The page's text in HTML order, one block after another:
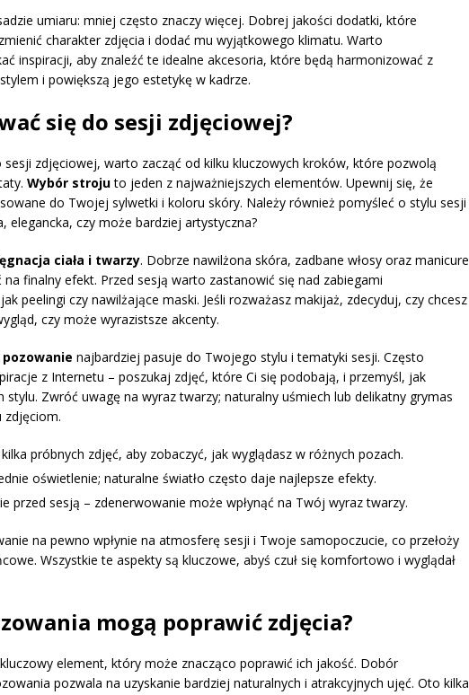
umiaru: mniej często znaczy więcej. Dobrej jakości dodatki, które
charakter zdjęcia i dodać mu wyjątkowego klimatu. Warto
inspiracji, aby znaleźć te idealne akcesoria, które będą harmonizować z
i powiększą jego estetykę w kadrze.
się do sesji zdjęciowej?
zdjęciowej, warto zacząć od kilku kluczowych kroków, które pozwolą
Wybór strojuto jeden z najważniejszych elementów. Upewnij się, że
do Twojej sylwetki i koloru skóry. Należy również pomyśleć o stylu sesji
elegancka, czy może bardziej artystyczna?
ciała i twarzy. Dobrze nawilżona skóra, zadbane włosy oraz manicure
na finalny efekt. Przed sesją warto zastanowić się nad zabiegami
peelingi czy nawilżające maski. Jeśli rozważasz makijaż, zdecyduj, czy chcesz
czy może wyrazistsze akcenty.
pozowanie najbardziej pasuje do Twojego stylu i tematyki sesji. Często
z Internetu – poszukaj zdjęć, które Ci się podobają, i przemyśl, jak
stylu. Zwróć uwagę na wyraz twarzy; naturalny uśmiech lub delikatny grymas
zdjęciom.
próbnych zdjęć, aby zobaczyć, jak wyglądasz w różnych pozach.
oświetlenie; naturalne światło często daje najlepsze efekty.
przed sesją – zdenerwowanie może wpłynąć na Twój wyraz twarzy.
na pewno wpłynie na atmosferę sesji i Twoje samopoczucie, co przełoży
Wszystkie te aspekty są kluczowe, abyś czuł się komfortowo i wyglądał
mogą poprawić zdjęcia?
element, który może znacząco poprawić ich jakość. Dobór
pozwala na uzyskanie bardziej naturalnych i atrakcyjnych ujęć. Oto kilka